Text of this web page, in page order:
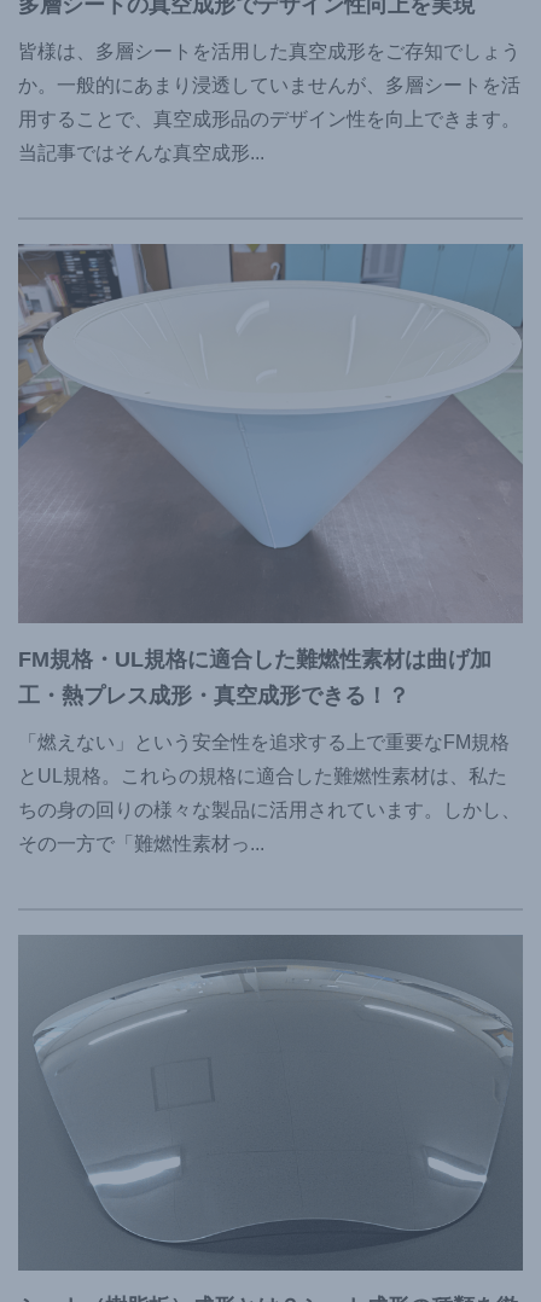
皆様は、多層シートを活用した真空成形をご存知でしょう
か。一般的にあまり浸透していませんが、多層シートを活
用することで、真空成形品のデザイン性を向上できます。
当記事ではそんな真空成形...
FM規格・UL規格に適合した難燃性素材は曲げ加
工・熱プレス成形・真空成形できる！？
「燃えない」という安全性を追求する上で重要なFM規格
とUL規格。これらの規格に適合した難燃性素材は、私た
ちの身の回りの様々な製品に活用されています。しかし、
その一方で「難燃性素材っ...